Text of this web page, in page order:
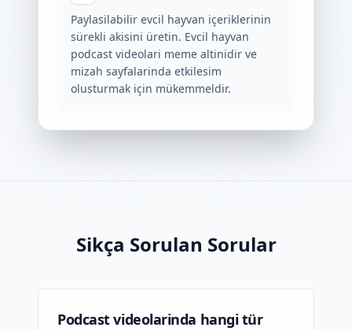
Paylasilabilir evcil hayvan içeriklerinin
sürekli akisini üretin. Evcil hayvan
podcast videolari meme altinidir ve
mizah sayfalarinda etkilesim
olusturmak için mükemmeldir.
Sikça Sorulan Sorular
Podcast videolarinda hangi tür